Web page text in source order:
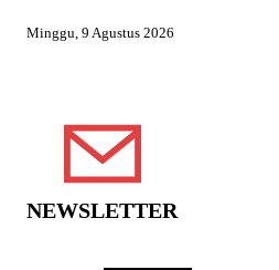
Minggu, 9 Agustus 2026
NEWSLETTER